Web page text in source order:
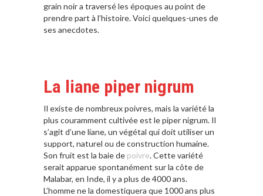
grain noir a traversé les époques au point de
prendre part à l’histoire. Voici quelques-unes de
ses anecdotes.
La liane piper nigrum
Il existe de nombreux poivres, mais la variété la
plus couramment cultivée est le piper nigrum. Il
s’agit d’une liane, un végétal qui doit utiliser un
support, naturel ou de construction humaine.
Son fruit est la baie de poivre. Cette variété
serait apparue spontanément sur la côte de
Malabar, en Inde, il y a plus de 4000 ans.
L’homme ne la domestiquera que 1000 ans plus